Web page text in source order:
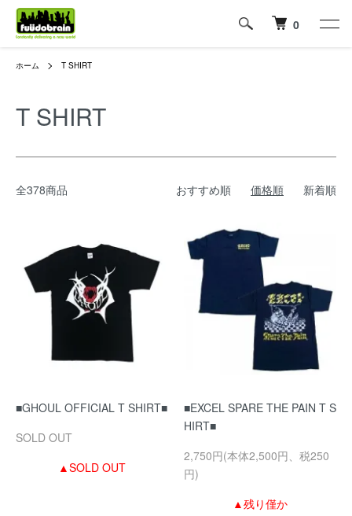
0
ホーム T SHIRT
T SHIRT
全378商品 おすすめ順 価格順 新着順
■GHOUL OFFICIAL T SHIRT■
SOLD OUT
▲SOLD OUT
■EXCEL SPARE THE PAIN T S
HIRT■
2,750円(本体2,500円、税250
円)
▲残り僅か